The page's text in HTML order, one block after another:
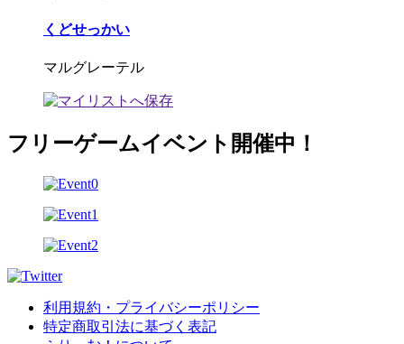
くどせっかい
マルグレーテル
フリーゲームイベント開催中！
利用規約・プライバシーポリシー
特定商取引法に基づく表記